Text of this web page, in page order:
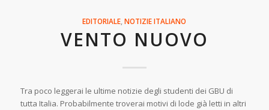
EDITORIALE,NOTIZIE ITALIANO
VENTO NUOVO
Tra poco leggerai le ultime notizie degli studenti dei GBU di
tutta Italia. Probabilmente troverai motivi di lode già letti in altri